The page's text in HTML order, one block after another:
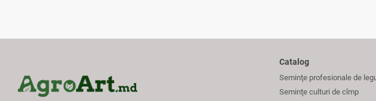
Catalog
Seminţe profesionale de
Seminţe culturi de cîmp